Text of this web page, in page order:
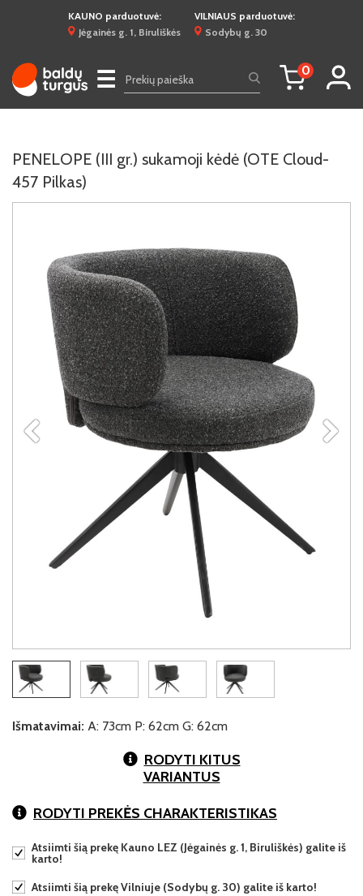
KAUNO parduotuvė:
Jėgainės g. 1, Biruliškės
VILNIAUS parduotuvė:
Sodybų g. 30
☰ 0
PENELOPE (III gr.) sukamoji kėdė (OTE Cloud-
457 Pilkas)
Išmatavimai: A: 73cm P: 62cm G: 62cm
RODYTI KITUS
VARIANTUS
RODYTI PREKĖS CHARAKTERISTIKAS
Atsiimti šią prekę Kauno LEZ (Jėgainės g. 1, Biruliškės) galite iš
karto!
Atsiimti šią prekę Vilniuje (Sodybų g. 30) galite iš karto!